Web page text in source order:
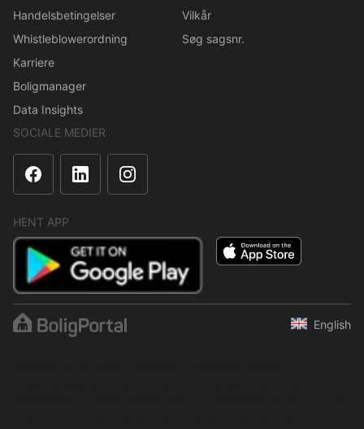
Handelsbetingelser
Whistleblowerordning
Karriere
Boligmanager
Data Insights
Vilkår
Søg sagsnr.
SOCIALE MEDIER
HENT APP
English